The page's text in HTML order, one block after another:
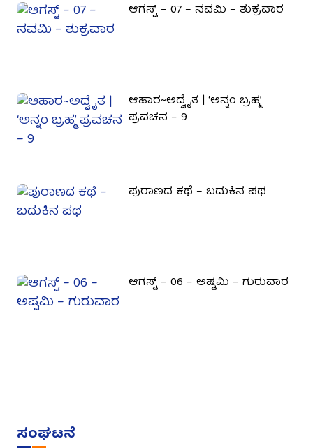
ಆಗಸ್ಟ್ – 07 – ನವಮಿ – ಶುಕ್ರವಾರ
ಆಹಾರ~ಅದ್ವೈತ | ‘ಅನ್ನಂ ಬ್ರಹ್ಮ’
ಪ್ರವಚನ – 9
ಪುರಾಣದ ಕಥೆ – ಬದುಕಿನ ಪಥ
ಆಗಸ್ಟ್ – 06 – ಅಷ್ಟಮಿ – ಗುರುವಾರ
ಸಂಘಟನೆ